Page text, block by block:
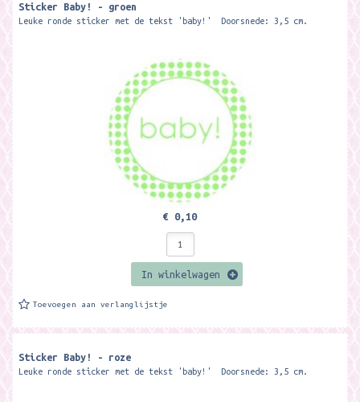
Sticker Baby! - groen
Leuke ronde sticker met de tekst 'baby!' Doorsnede: 3,5 cm.
€ 0,10
In winkelwagen
Toevoegen aan verlanglijstje
Sticker Baby! - roze
Leuke ronde sticker met de tekst 'baby!' Doorsnede: 3,5 cm.